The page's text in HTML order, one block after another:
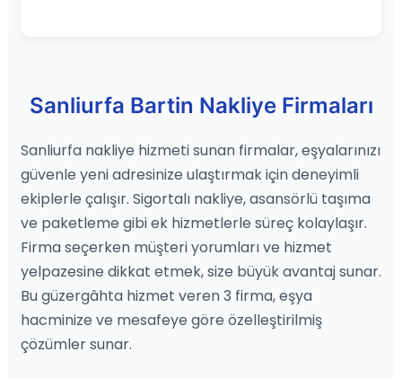
Sanliurfa Bartin Nakliye Firmaları
Sanliurfa nakliye hizmeti sunan firmalar, eşyalarınızı
güvenle yeni adresinize ulaştırmak için deneyimli
ekiplerle çalışır. Sigortalı nakliye, asansörlü taşıma
ve paketleme gibi ek hizmetlerle süreç kolaylaşır.
Firma seçerken müşteri yorumları ve hizmet
yelpazesine dikkat etmek, size büyük avantaj sunar.
Bu güzergâhta hizmet veren 3 firma, eşya
hacminize ve mesafeye göre özelleştirilmiş
çözümler sunar.